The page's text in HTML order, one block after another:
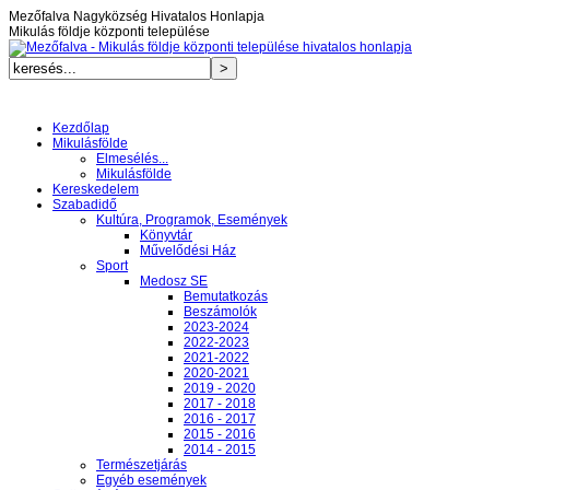
Mezőfalva Nagyközség Hivatalos Honlapja
Mikulás földje központi települése
Kezdőlap
Mikulásfölde
Elmesélés...
Mikulásfölde
Kereskedelem
Szabadidő
Kultúra, Programok, Események
Könyvtár
Művelődési Ház
Sport
Medosz SE
Bemutatkozás
Beszámolók
2023-2024
2022-2023
2021-2022
2020-2021
2019 - 2020
2017 - 2018
2016 - 2017
2015 - 2016
2014 - 2015
Természetjárás
Egyéb események